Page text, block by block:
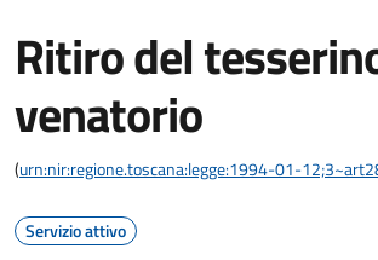
Ritiro del
venatorio
(urn:nir:regione.toscana:legge:1994-01-
Servizio attivo